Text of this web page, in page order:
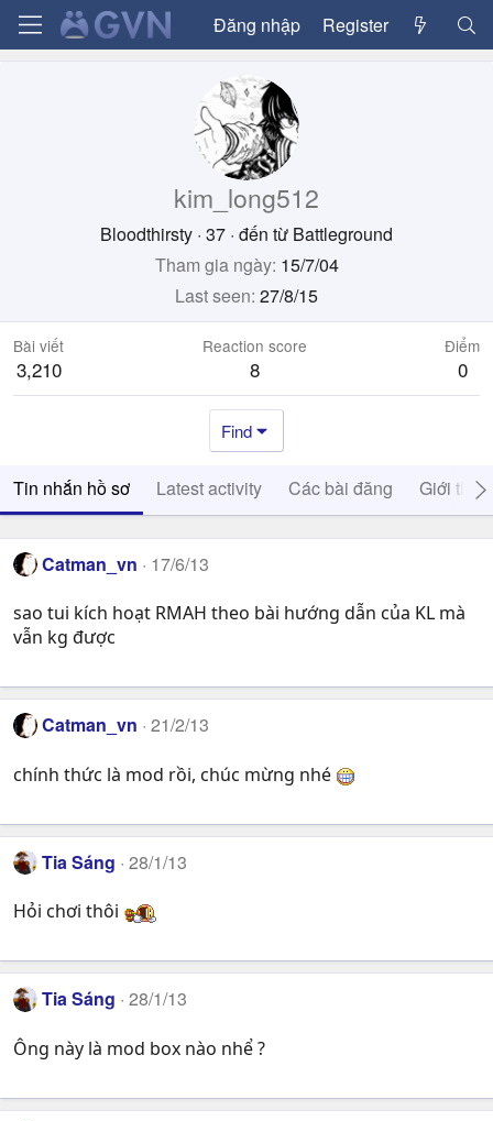
Đăng nhập Register
kim_long512
Bloodthirsty · 37 · đến từ Battleground
Tham gia ngày 15/7/04
Last seen 27/8/15
Bài viết
3,210
Reaction score
8
Điểm
0
Find
Tin nhắn hồ sơ Latest activity Các bài đăng Giới thiệu
Catman_vn 17/6/13
sao tui kích hoạt RMAH theo bài hướng dẫn của KL mà
vẫn kg được
Catman_vn 21/2/13
chính thức là mod rồi, chúc mừng nhé
Tia Sáng 28/1/13
Hỏi chơi thôi
Tia Sáng 28/1/13
Ông này là mod box nào nhể ?